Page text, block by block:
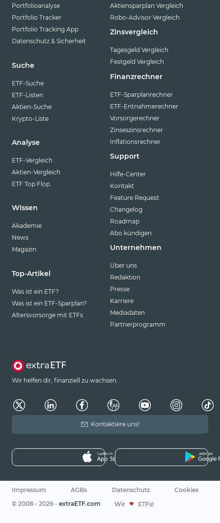
Portfolioanalyse
Portfolio Tracker
Portfolio Tracking App
Datenschutz & Sicherheit
Suche
ETF-Suche
ETF-Listen
Aktien-Suche
Krypto-Liste
Analyse
ETF-Vergleich
Aktien-Vergleich
ETF Top Flop
Wissen
Akademie
News
Magazin
Top-Artikel
Was ist ein ETF?
Was ist ein ETF-Sparplan?
Altersvorsorge mit ETFs
Aktiensparplan Vergleich
Robo-Advisor Vergleich
Zinsvergleich
Tagesgeld Vergleich
Festgeld Vergleich
Finanzrechner
ETF-Sparplanrechner
ETF-Entnahmerechner
Vorsorgerechner
Zinseszinsrechner
Inflationsrechner
Support
Hilfe-Center
Kontakt
Feature Request
Changelog
Roadmap
Abo kündigen
Unternehmen
Über uns
Redaktion
Presse
Karriere
Mediadaten
Partnerprogramm
Wir helfen dir, finanziell zu wachsen.
Kontaktiere uns!
Impressum AGBs Datenschutz
Cookies
© 2008 - 2026 - extraETF.com Wir ETFs!